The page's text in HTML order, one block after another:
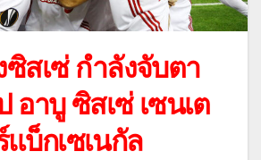
ซิสเซ่ กำลังจับตา
อาบู ซิสเซ่ เซนเต
แบ็กเซเนกัล